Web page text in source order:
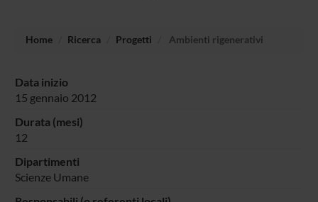
Home Ricerca Progetti Ambienti rigenerativi
Data inizio
15 gennaio 2012
Durata (mesi)
12
Dipartimenti
Scienze Umane